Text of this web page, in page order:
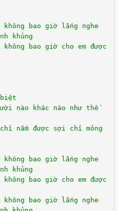
bao giờ lắng nghe
khủng
bao giờ cho em được
nào khác nào như thế
nắm được sợi chỉ mỏng
bao giờ lắng nghe
khủng
bao giờ cho em được
bao giờ lắng nghe